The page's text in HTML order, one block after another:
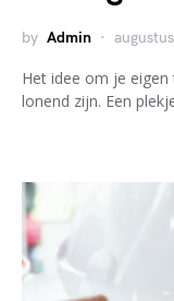
by Admin
Het idee om je
lonend zijn. Een